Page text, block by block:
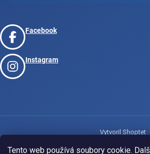
Tento web používá soubory cookie.
Facebook
Instagram
Vytvoril Shoptet